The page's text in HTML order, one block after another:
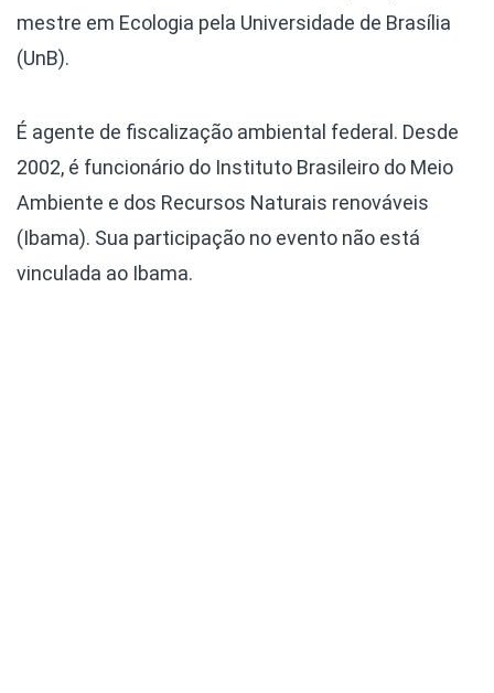
mestre em Ecologia pela Universidade de Brasília
(UnB).
É agente de fiscalização ambiental federal. Desde
2002, é funcionário do Instituto Brasileiro do Meio
Ambiente e dos Recursos Naturais renováveis
(Ibama). Sua participação no evento não está
vinculada ao Ibama.